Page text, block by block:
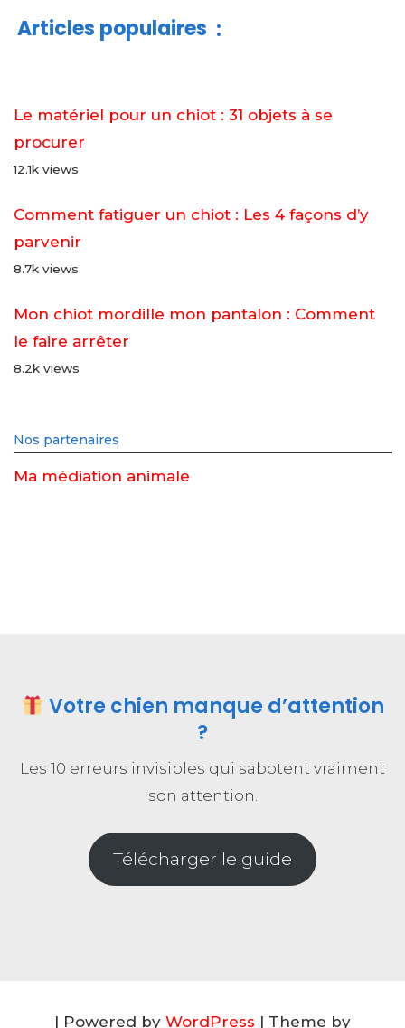
Articles populaires :
Le matériel pour un chiot : 31 objets à se
procurer
12.1k views
Comment fatiguer un chiot : Les 4 façons d’y
parvenir
8.7k views
Mon chiot mordille mon pantalon : Comment
le faire arrêter
8.2k views
Nos partenaires
Ma médiation animale
Votre chien manque d’attention
?
Les 10 erreurs invisibles qui sabotent vraiment
son attention.
Télécharger le guide
| Powered by WordPress | Theme by